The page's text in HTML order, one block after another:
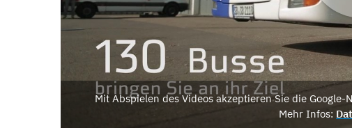
Mit Abspielen des Videos akzeptieren Sie die
Mehr Infos: